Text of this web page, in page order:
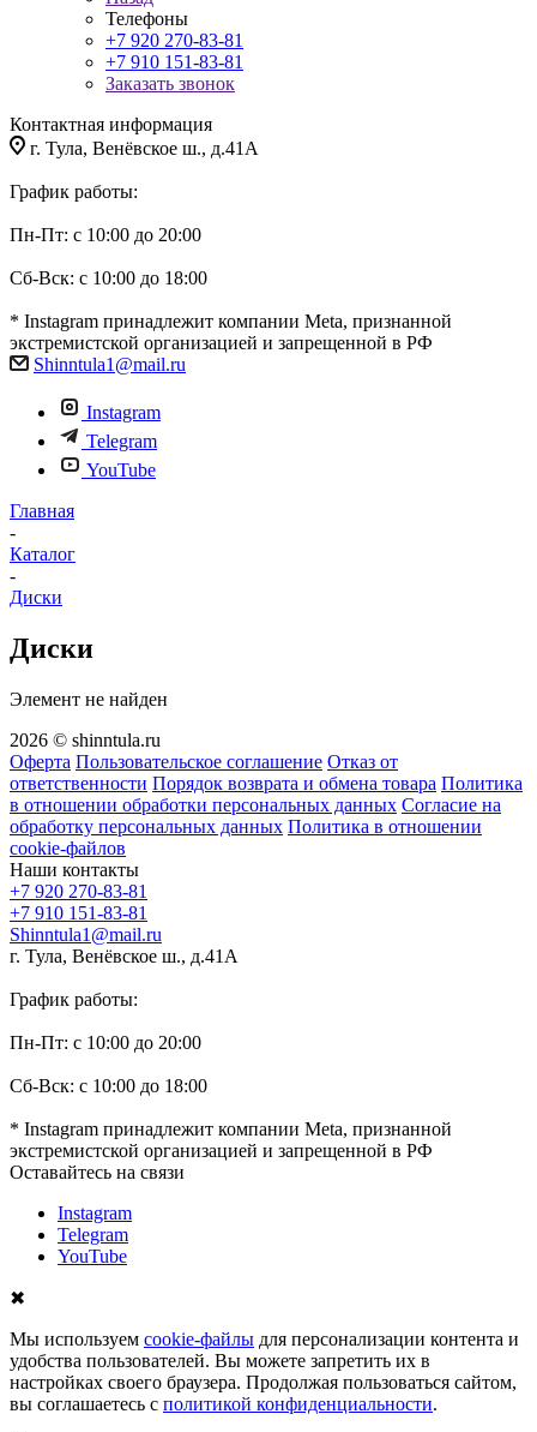
Телефоны
+7 920 270-83-81
+7 910 151-83-81
Заказать звонок
Контактная информация
г. Тула, Венёвское ш., д.41А
График работы:
Пн-Пт: с 10:00 до 20:00
Сб-Вск: с 10:00 до 18:00
* Instagram принадлежит компании Meta, признанной
экстремистской организацией и запрещенной в РФ
Shinntula1@mail.ru
Instagram
Telegram
YouTube
Главная
-
Каталог
-
Диски
Диски
Элемент не найден
2026 © shinntula.ru
Оферта Пользовательское соглашение Отказ от
ответственности Порядок возврата и обмена товара Политика
в отношении обработки персональных данных Согласие на
обработку персональных данных Политика в отношении
cookie-файлов
Наши контакты
+7 920 270-83-81
+7 910 151-83-81
Shinntula1@mail.ru
г. Тула, Венёвское ш., д.41А
График работы:
Пн-Пт: с 10:00 до 20:00
Сб-Вск: с 10:00 до 18:00
* Instagram принадлежит компании Meta, признанной
экстремистской организацией и запрещенной в РФ
Оставайтесь на связи
Instagram
Telegram
YouTube
✖
Мы используем cookie-файлы для персонализации контента и
удобства пользователей. Вы можете запретить их в
настройках своего браузера. Продолжая пользоваться сайтом,
вы соглашаетесь с политикой конфиденциальности.